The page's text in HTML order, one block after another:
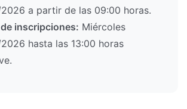
a partir de las 09:00 horas.
inscripciones: Miércoles
hasta las 13:00 horas